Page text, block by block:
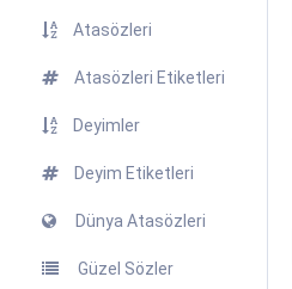
Atasözleri
Atasözleri Etiketleri
Deyimler
Deyim Etiketleri
Dünya Atasözleri
Güzel Sözler